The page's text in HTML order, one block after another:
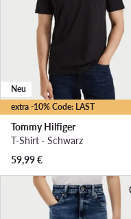
extra -10% Code: LAST
Neu
Tommy Hilfiger
T-Shirt · Schwarz
59,99€